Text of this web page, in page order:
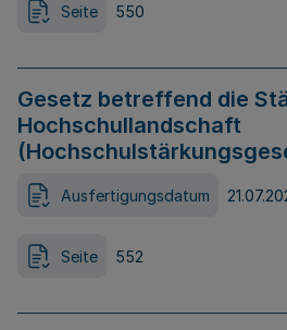
Seite 550
Gesetz betreffend die
Hochschullandschaft
Ausfertigungsdatum
Seite 552